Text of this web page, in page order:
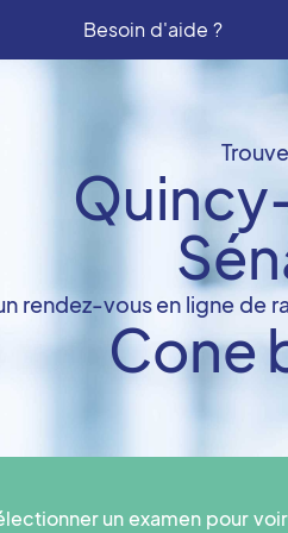
Besoin d'aide ?
rendez-vous en ligne de
Cone
un examen pour